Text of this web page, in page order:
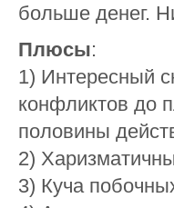
больше денег.
Плюсы:
1) Интересный
конфликтов до
половины
2)
3) Куча